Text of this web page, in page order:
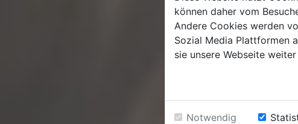
können daher vom
Andere Cookies werden
Sozial Media Plattformen
sie unsere Webseite
Notwendig